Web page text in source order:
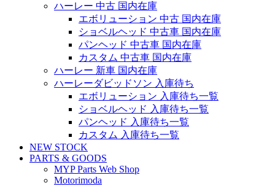
ハーレー 中古 国内在庫
エボリューション 中古 国内在庫
ショベルヘッド 中古車 国内在庫
パンヘッド 中古車 国内在庫
カスタム 中古車 国内在庫
ハーレー 新車 国内在庫
ハーレーダビッドソン 入庫待ち
エボリューション 入庫待ち一覧
ショベルヘッド 入庫待ち一覧
パンヘッド 入庫待ち一覧
カスタム 入庫待ち一覧
NEW STOCK
PARTS & GOODS
MYP Parts Web Shop
Motorimoda